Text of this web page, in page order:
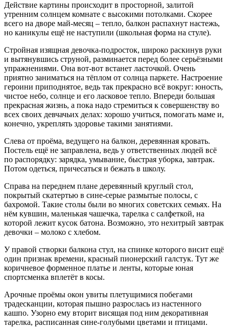
Действие картины происходит в просторной, залитой
утренним солнцем комнате с высокими потолками. Скорее
всего на дворе май-месяц – тепло, балкон распахнут настежь,
но каникулы ещё не наступили (школьная форма на стуле).
Стройная изящная девочка-подросток, широко раскинув руки
и вытянувшись струной, разминается перед более серьёзными
упражнениями. Она вот-вот встанет ласточкой. Очень
приятно заниматься на тёплом от солнца паркете. Настроение
героини приподнятое, ведь так прекрасно всё вокруг: юность,
чистое небо, солнце и его ласковое тепло. Впереди большая
прекрасная жизнь, а пока надо стремиться к совершенству во
всех своих девчачьих делах: хорошо учиться, помогать маме и,
конечно, укреплять здоровье такими занятиями.
Слева от проёма, ведущего на балкон, деревянная кровать.
Постель ещё не заправлена, ведь у ответственных людей всё
по распорядку: зарядка, умывание, быстрая уборка, завтрак.
Потом одеться, причесаться и бежать в школу.
Справа на переднем плане деревянный круглый стол,
покрытый скатертью в сине-серые размытые полосы, с
бахромой. Такие столы были во многих советских семьях. На
нём кувшин, маленькая чашечка, тарелка с салфеткой, на
которой лежит кусок батона. Возможно, это нехитрый завтрак
девочки – молоко с хлебом.
У правой створки балкона стул, на спинке которого висит ещё
один признак времени, красный пионерский галстук. Тут же
коричневое форменное платье и ленты, которые юная
спортсменка вплетёт в косы.
Арочные проёмы окон увиты плетущимися побегами
традесканции, которая пышно разрослась из настенного
кашпо. Узорно ему вторит висящая под ним декоративная
тарелка, расписанная сине-голубыми цветами и птицами.